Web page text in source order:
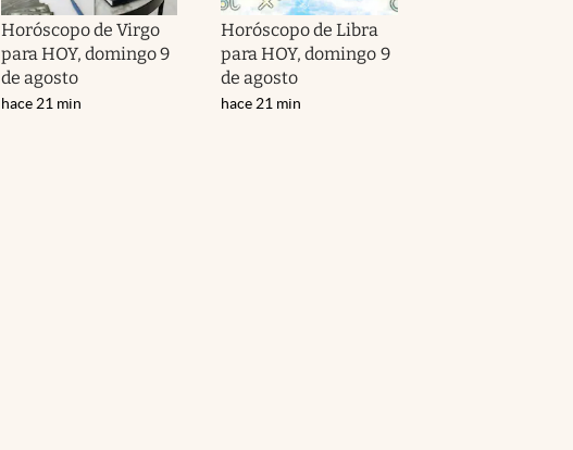
Horóscopo de Virgo
para HOY, domingo 9
de agosto
hace 21 min
Horóscopo de Libra
para HOY, domingo 9
de agosto
hace 21 min